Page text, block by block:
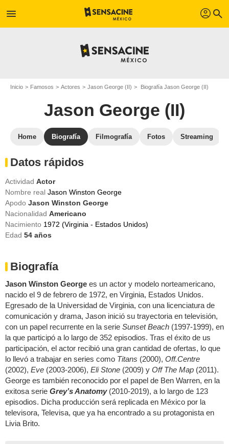
menu profil search
Inicio Famosos Actores Jason George (II) Biografía Jason George (II)
Jason George (II)
Home Biografía Filmografía Fotos Streaming
Datos rápidos
Actividad Actor
Nombre real Jason Winston George
Apodo Jason Winston George
Nacionalidad Americano
Nacimiento 1972 (Virginia - Estados Unidos)
Edad 54 años
Biografía
Jason Winston George es un actor y modelo norteamericano,
nacido el 9 de febrero de 1972, en Virginia, Estados Unidos.
Egresado de la Universidad de Virginia, con una licenciatura de
comunicación y drama, Jason inició su trayectoria en televisión,
con un papel recurrente en la serie Sunset Beach (1997-1999), en
la que participó a lo largo de 352 episodios. Tras el éxito de us
participación, el actor recibió una gran cantidad de ofertas, lo que
lo llevó a trabajar en series como Titans (2000), Off.Centre
(2002), Eve (2003-2006), Eli Stone (2009) y Off The Map (2011).
George es también reconocido por el papel de Ben Warren, en la
exitosa serie Grey’s Anatomy (2010-2019), a lo largo de 123
episodios. Dicha producción será replicada en México por la
televisora, Televisa, que ya ha encontrado a su protagonista en
Livia Brito.